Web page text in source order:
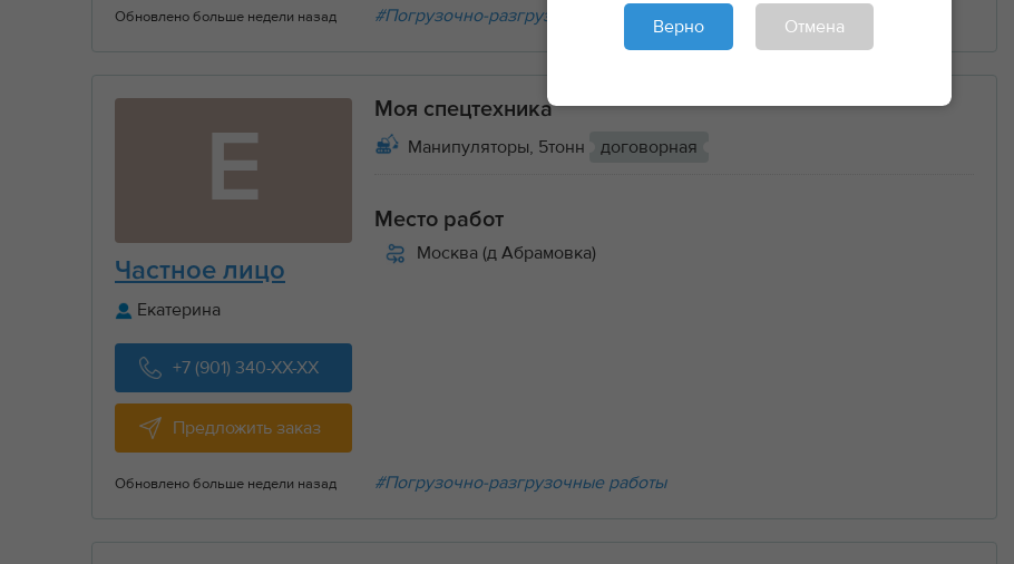
Обновлено больше недели назад #Погрузочно-разгрузочные работы
Е
Частное лицо
Екатерина
+7 (901) 340-XX-XX
Предложить заказ
Обновлено больше недели назад
Моя спецтехника
Манипуляторы, 5тонн
договорная
Место работ
Москва (д Абрамовка)
#Погрузочно-разгрузочные работы
Верно Отмена